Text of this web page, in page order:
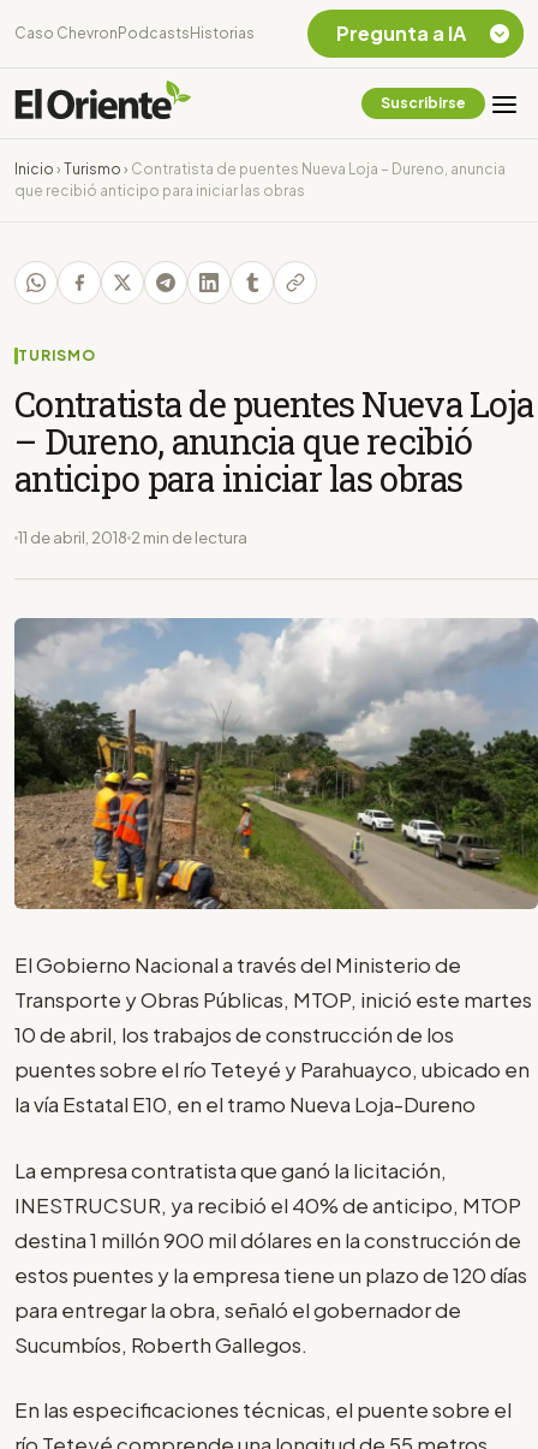
Caso Chevron Podcasts Historias
Suscribirse
Inicio › Turismo › Contratista de puentes Nueva Loja – Dureno, anuncia
que recibió anticipo para iniciar las obras
TURISMO
Contratista de puentes Nueva Loja
– Dureno, anuncia que recibió
anticipo para iniciar las obras
11 de abril, 2018 2 min de lectura
El Gobierno Nacional a través del Ministerio de
Transporte y Obras Públicas, MTOP, inició este martes
10 de abril, los trabajos de construcción de los
puentes sobre el río Teteyé y Parahuayco, ubicado en
la vía Estatal E10, en el tramo Nueva Loja-Dureno
La empresa contratista que ganó la licitación,
INESTRUCSUR, ya recibió el 40% de anticipo, MTOP
destina 1 millón 900 mil dólares en la construcción de
estos puentes y la empresa tiene un plazo de 120 días
para entregar la obra, señaló el gobernador de
Sucumbíos, Roberth Gallegos.
En las especificaciones técnicas, el puente sobre el
Pregunta a IA
Chevron Ecuador